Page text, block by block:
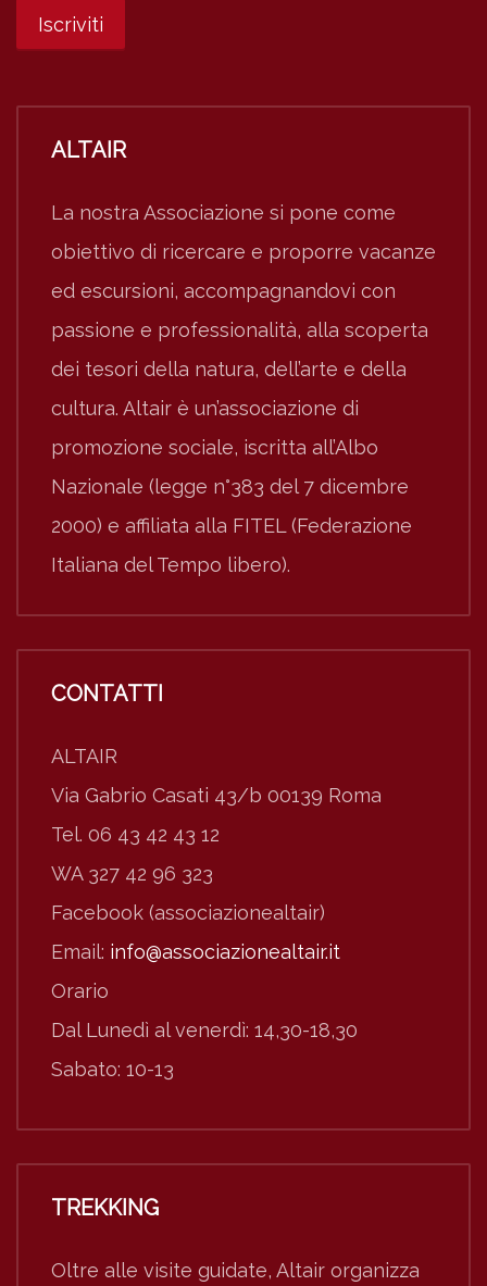
ALTAIR
La nostra Associazione si pone come
obiettivo di ricercare e proporre vacanze
ed escursioni, accompagnandovi con
passione e professionalità, alla scoperta
dei tesori della natura, dell’arte e della
cultura. Altair è un’associazione di
promozione sociale, iscritta all’Albo
Nazionale (legge n°383 del 7 dicembre
2000) e affiliata alla FITEL (Federazione
Italiana del Tempo libero).
CONTATTI
ALTAIR
Via Gabrio Casati 43/b 00139 Roma
Tel. 06 43 42 43 12
WA 327 42 96 323
Facebook (associazionealtair)
Email: info@associazionealtair.it
Orario
Dal Lunedì al venerdì: 14,30-18,30
Sabato: 10-13
TREKKING
Oltre alle visite guidate, Altair organizza